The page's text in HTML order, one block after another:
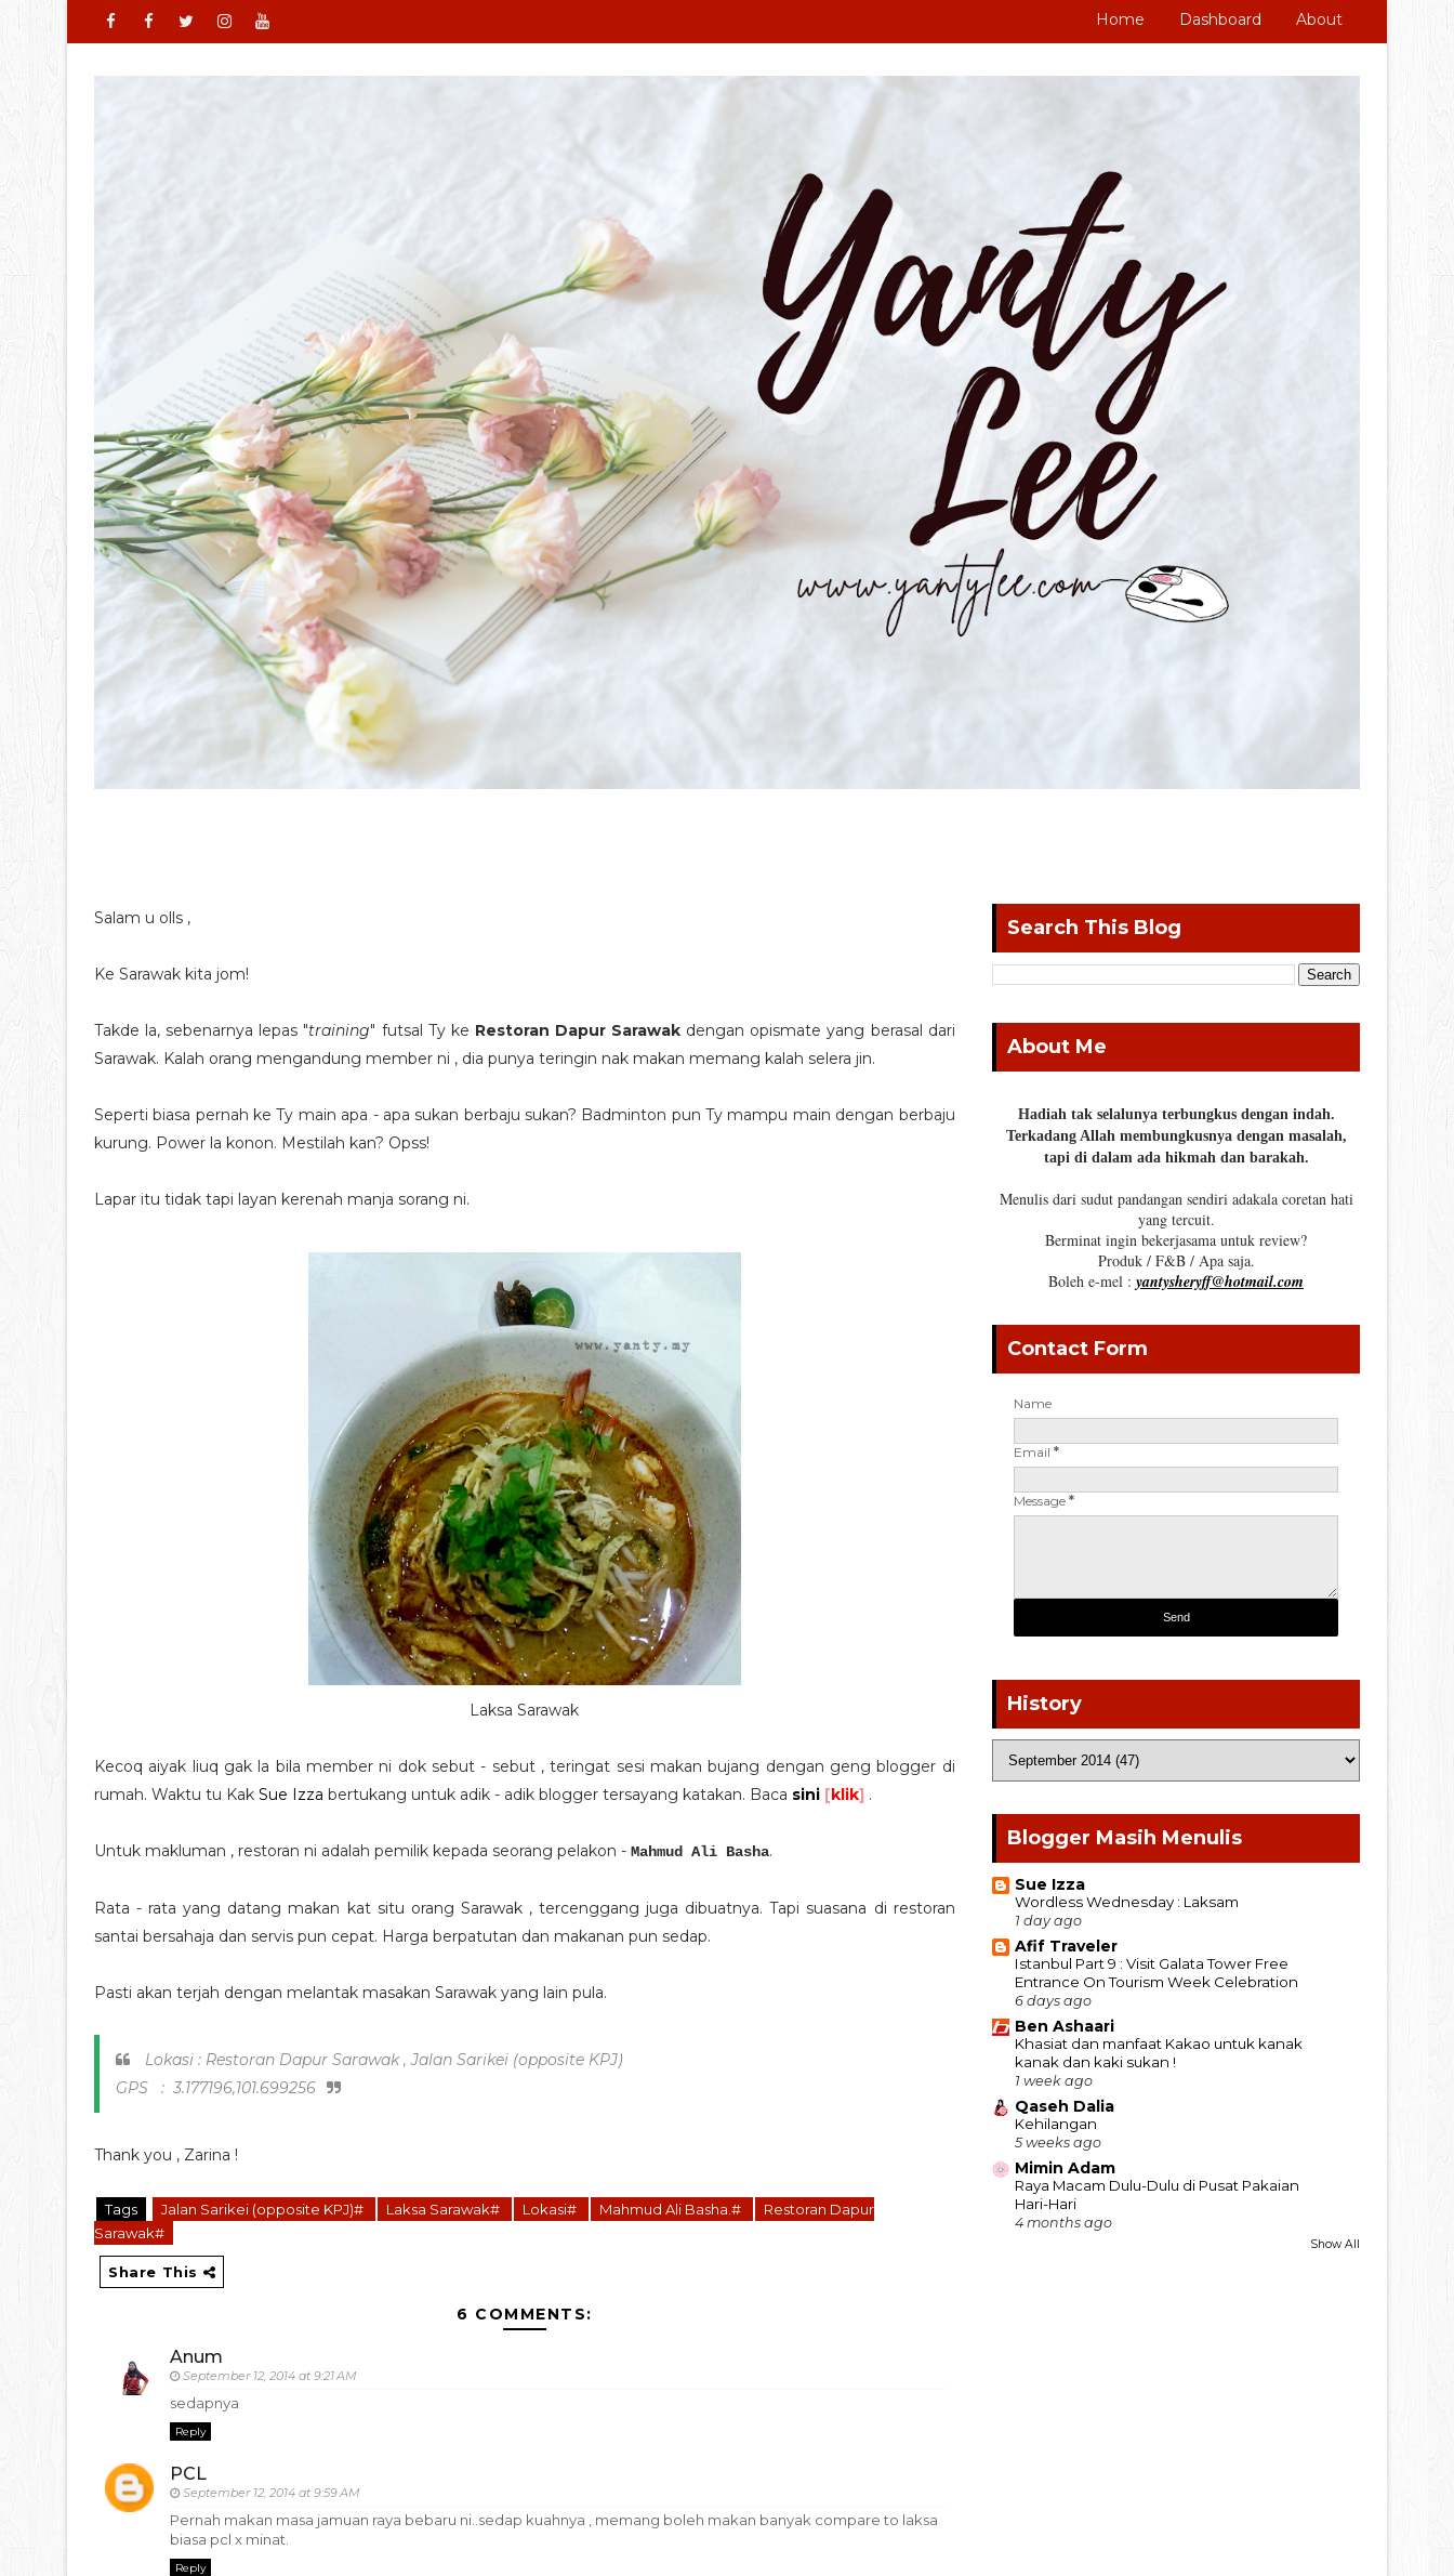
Home Dashboard About
Salam u olls ,
Ke Sarawak kita jom!
Takde la, sebenarnya lepas "training" futsal Ty ke Restoran Dapur Sarawak dengan opismate yang berasal dari
Sarawak. Kalah orang mengandung member ni , dia punya teringin nak makan memang kalah selera jin.
Seperti biasa pernah ke Ty main apa - apa sukan berbaju sukan? Badminton pun Ty mampu main dengan berbaju
kurung. Power la konon. Mestilah kan? Opss!
Lapar itu tidak tapi layan kerenah manja sorang ni.
Laksa Sarawak
Kecoq aiyak liuq gak la bila member ni dok sebut - sebut , teringat sesi makan bujang dengan geng blogger di
rumah. Waktu tu Kak Sue Izza bertukang untuk adik - adik blogger tersayang katakan. Baca sini [klik] .
Untuk makluman , restoran ni adalah pemilik kepada seorang pelakon - Mahmud Ali Basha.
Rata - rata yang datang makan kat situ orang Sarawak , tercenggang juga dibuatnya. Tapi suasana di restoran
santai bersahaja dan servis pun cepat. Harga berpatutan dan makanan pun sedap.
Pasti akan terjah dengan melantak masakan Sarawak yang lain pula.
Lokasi : Restoran Dapur Sarawak , Jalan Sarikei (opposite KPJ)
GPS : 3.177196,101.699256
Thank you , Zarina !
Tags Jalan Sarikei (opposite KPJ)# Laksa Sarawak# Lokasi# Mahmud Ali Basha.#
Restoran Dapur
Sarawak#
Share This
6 COMMENTS:
Anum
September 12, 2014 at 9:21 AM
sedapnya
Reply
PCL
September 12, 2014 at 9:59 AM
Pernah makan masa jamuan raya bebaru ni..sedap kuahnya , memang boleh makan banyak compare to laksa
biasa pcl x minat.
Reply
Search This Blog
About Me
Hadiah tak selalunya terbungkus dengan indah.
Terkadang Allah membungkusnya dengan masalah,
tapi di dalam ada hikmah dan barakah.
Menulis dari sudut pandangan sendiri adakala coretan hati
yang tercuit.
Berminat ingin bekerjasama untuk review?
Produk / F&B / Apa saja.
Boleh e-mel : yantysheryff@hotmail.com
Contact Form
Name
Email *
Message *
History
Blogger Masih Menulis
Sue Izza
Wordless Wednesday : Laksam
1 day ago
Afif Traveler
Istanbul Part 9 : Visit Galata Tower Free
Entrance On Tourism Week Celebration
6 days ago
Ben Ashaari
Khasiat dan manfaat Kakao untuk kanak
kanak dan kaki sukan !
1 week ago
Qaseh Dalia
Kehilangan
5 weeks ago
Mimin Adam
Raya Macam Dulu-Dulu di Pusat Pakaian
Hari-Hari
4 months ago
Show All